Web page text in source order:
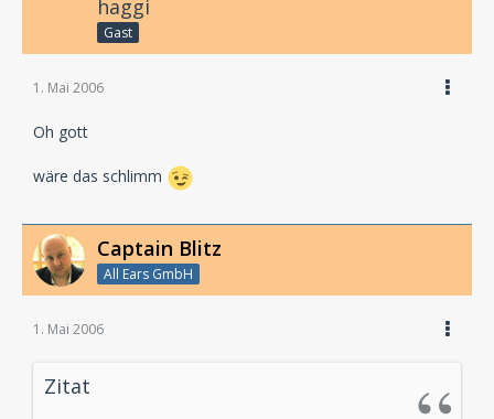
haggi
Gast
1. Mai 2006
Oh gott
wäre das schlimm
Captain Blitz
All Ears GmbH
1. Mai 2006
Zitat